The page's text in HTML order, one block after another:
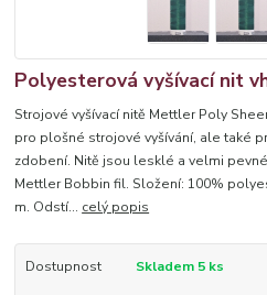
Polyesterová vyšívací nit
Strojové vyšívací nitě Mettler Poly
pro plošné strojové vyšívání, ale také
zdobení. Nitě jsou lesklé a velmi
Mettler Bobbin fil. Složení: 100%
m. Odstí... celý popis
Dostupnost Skladem 5 ks